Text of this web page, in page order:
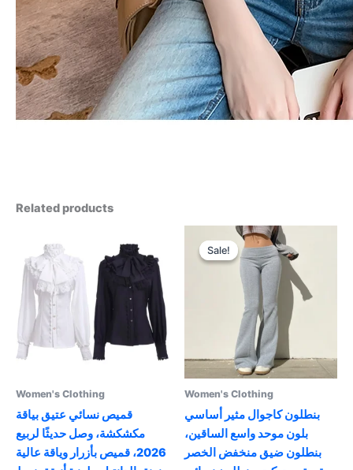
Related products
Women's Clothing
قميص نسائي عتيق بياقة
مكشكشة، وصل حديثًا لربيع
2026، قميص بأزرار وياقة عالية
Sale!
Sale!
Women's Clothing
بنطلون كاجوال مثير أساسي
بلون موحد واسع الساقين،
بنطلون ضيق منخفض الخصر